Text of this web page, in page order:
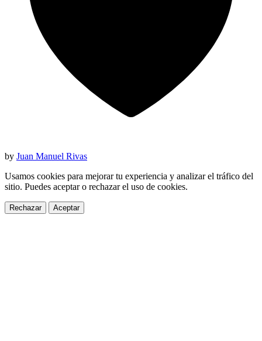
by Juan Manuel Rivas
Usamos cookies para mejorar tu experiencia y analizar el tráfico del
sitio. Puedes aceptar o rechazar el uso de cookies.
Rechazar Aceptar